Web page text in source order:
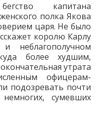
капитана
полка Якова
царя. Не было
королю Карлу
неблагополучном
более худшим,
утрата
офицерам-
подозревать почти
сумевших